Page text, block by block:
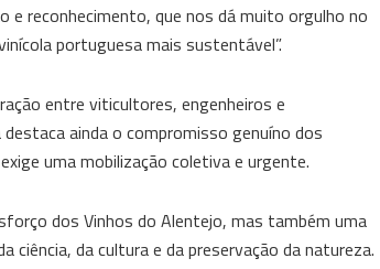
e reconhecimento, que nos dá muito orgulho no
portuguesa mais sustentável”.
entre viticultores, engenheiros e
ainda o compromisso genuíno dos
uma mobilização coletiva e urgente.
dos Vinhos do Alentejo, mas também uma
da cultura e da preservação da natureza.